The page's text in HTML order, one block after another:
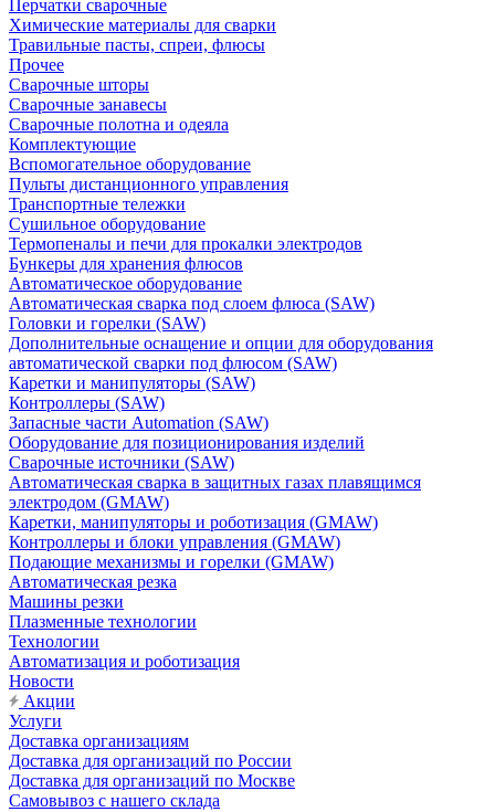
Перчатки сварочные
Химические материалы для сварки
Травильные пасты, спреи, флюсы
Прочее
Сварочные шторы
Сварочные занавесы
Сварочные полотна и одеяла
Комплектующие
Вспомогательное оборудование
Пульты дистанционного управления
Транспортные тележки
Сушильное оборудование
Термопеналы и печи для прокалки электродов
Бункеры для хранения флюсов
Автоматическое оборудование
Автоматическая сварка под слоем флюса (SAW)
Головки и горелки (SAW)
Дополнительные оснащение и опции для оборудования
автоматической сварки под флюсом (SAW)
Каретки и манипуляторы (SAW)
Контроллеры (SAW)
Запасные части Automation (SAW)
Оборудование для позиционирования изделий
Сварочные источники (SAW)
Автоматическая сварка в защитных газах плавящимся
электродом (GMAW)
Каретки, манипуляторы и роботизация (GMAW)
Контроллеры и блоки управления (GMAW)
Подающие механизмы и горелки (GMAW)
Автоматическая резка
Машины резки
Плазменные технологии
Технологии
Автоматизация и роботизация
Новости
Акции
Услуги
Доставка организациям
Доставка для организаций по России
Доставка для организаций по Москве
Самовывоз с нашего склада